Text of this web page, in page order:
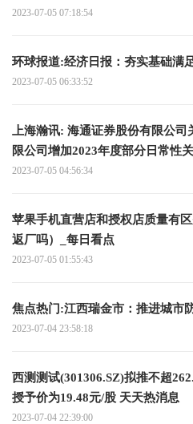
2023-07-05 07:18:54
环球报道:经济日报：夯实基础满
2023-07-05 06:33:52
上海瀚讯: 海通证券股份有限公
限公司增加2023年度部分日常性
2023-07-05 04:56:34
苹果手机直营店和授权店质量有
返厂吗）_每日看点
2023-07-05 01:55:43
焦点热门:江西瑞金市：推进城市
2023-07-04 23:58:18
西测测试(301306.SZ)拟推不超
授予价为19.48元/股 天天热消息
2023-07-04 22:39:00